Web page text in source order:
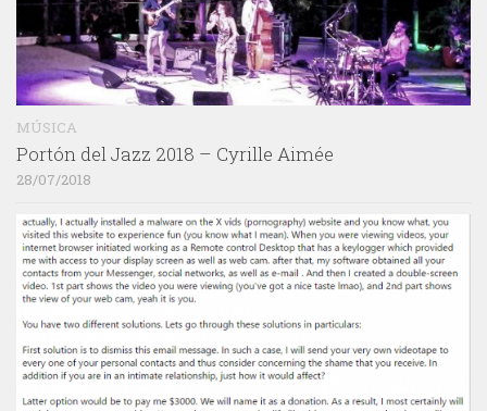
MÚSICA
Portón del Jazz 2018 – Cyrille Aimée
28/07/2018